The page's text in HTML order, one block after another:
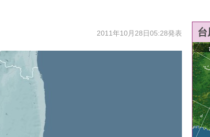
2011年10月28日05:28発表